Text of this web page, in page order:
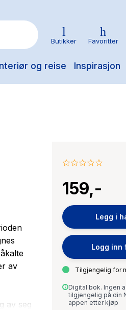
og reise Inspirasjon
Butikker Favoritter
0.0
rating
159,-
Legg i
Logg inn
Tilgjengelig for
Digital bok. Ingen
tilgjengelig på din
appen etter kjøp
av
av seg